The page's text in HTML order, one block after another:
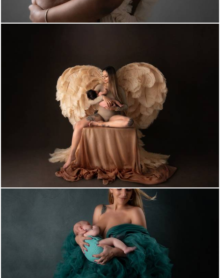
1270 0